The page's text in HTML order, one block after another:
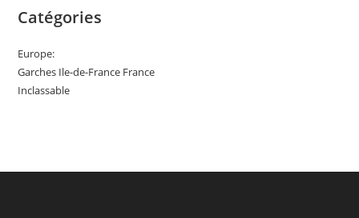
Catégories
Europe:
Garches Ile-de-France France
Inclassable